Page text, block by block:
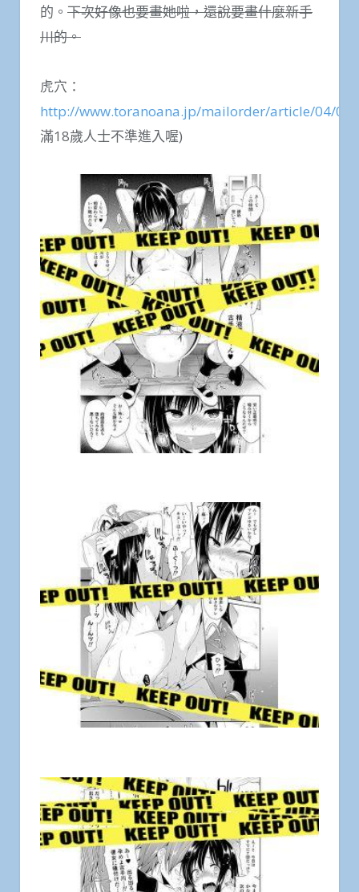
的。 下次好像也要畫她啦，還說要畫什麼新手
川的。
虎穴：
http://www.toranoana.jp/mailorder/article/04/
滿18歲人士不準進入喔)